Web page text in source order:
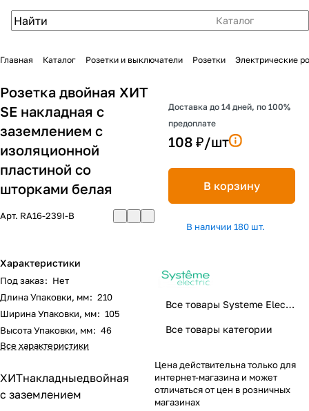
Каталог
Главная Каталог Розетки и выключатели Розетки Электрические
Розетка двойная ХИТ
SE накладная с
заземлением с
изоляционной
пластиной со
шторками белая
Арт. RA16-239I-B
Характеристики
Под заказ: Нет
Длина Упаковки, мм: 210
Ширина Упаковки, мм: 105
Высота Упаковки, мм: 46
Все характеристики
ХИТнакладныедвойная
с заземлением
Доставка до 14 дней, по 100%
предоплате
108 ₽/шт
В корзину
В наличии 180 шт.
Все товары Systeme Electric
Все товары категории
Цена действительна только для
интернет-магазина и может
отличаться от цен в розничных
магазинах